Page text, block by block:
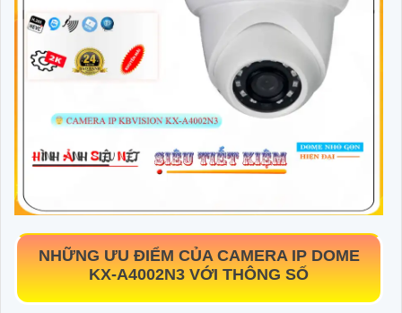
NHỮNG ƯU ĐIỂM CỦA CAMERA IP DOME
KX-A4002N3 VỚI THÔNG SỐ